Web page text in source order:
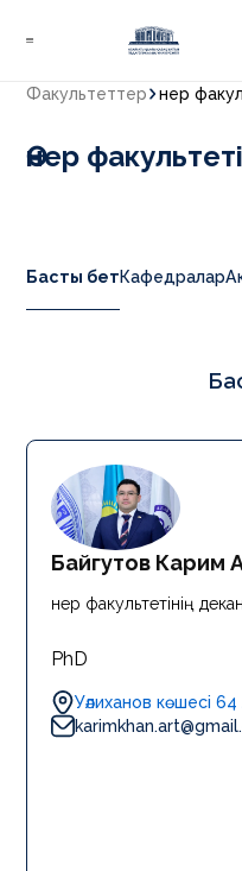
Факультеттер Өнер
Өнер факультеті
Басты бетКафедралар
Байгутов Карим
Өнер факультетінің
PhD
Уәлиханов көшесі 64